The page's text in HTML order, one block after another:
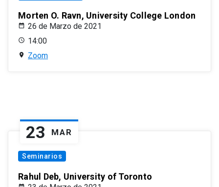
Morten O. Ravn, University College London
26 de Marzo de 2021
14:00
Zoom
23 MAR
Seminarios
Rahul Deb, University of Toronto